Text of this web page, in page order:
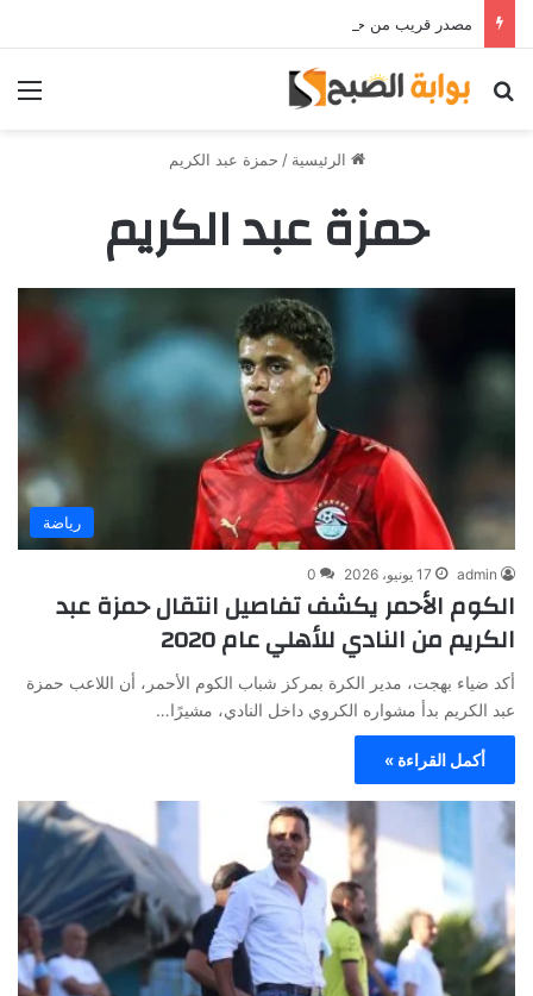
بحث عن
الرئيسية / حمزة عبد الكريم
حمزة عبد الكريم
رياضة
admin 17 يونيو، 2026 0
الكوم الأحمر يكشف تفاصيل انتقال حمزة عبد
الكريم من النادي للأهلي عام 2020
أكد ضياء بهجت، مدير الكرة بمركز شباب الكوم الأحمر، أن اللاعب حمزة
عبد الكريم بدأ مشواره الكروي داخل النادي، مشيرًا…
أكمل القراءة »